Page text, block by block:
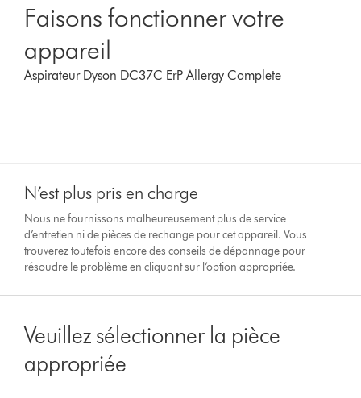
Faisons fonctionner votre
appareil
Aspirateur Dyson DC37C ErP Allergy Complete
N’est plus pris en charge
Nous ne fournissons malheureusement plus de service
d’entretien ni de pièces de rechange pour cet appareil. Vous
trouverez toutefois encore des conseils de dépannage pour
résoudre le problème en cliquant sur l’option appropriée.
Veuillez sélectionner la pièce
appropriée